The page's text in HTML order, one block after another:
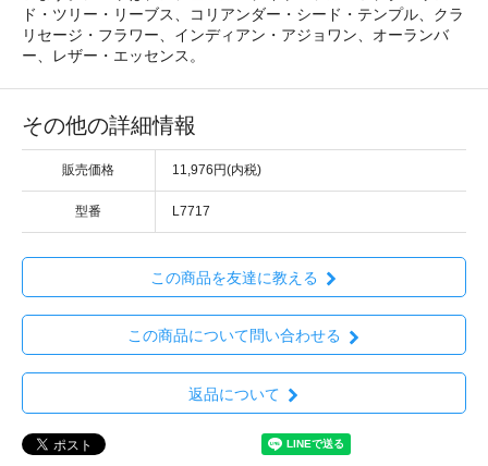
ド・ツリー・リーブス、コリアンダー・シード・テンプル、クラ
リセージ・フラワー、インディアン・アジョワン、オーランバ
ー、レザー・エッセンス。
その他の詳細情報
販売価格 11,976円(内税)
型番 L7717
この商品を友達に教える
この商品について問い合わせる
返品について